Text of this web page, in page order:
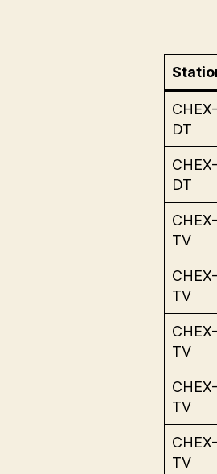
CHEX-
DT
CHEX-
DT
CHEX-
TV
CHEX-
TV
CHEX-
TV
CHEX-
TV
CHEX-
TV